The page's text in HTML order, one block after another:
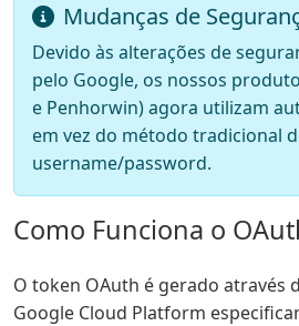
Mudanças de
Devido às alterações de
pelo Google, os nossos
e Penhorwin) agora utilizam
em vez do método tradicional
username/password.
Como Funciona o
O token OAuth é gerado através
Google Cloud Platform